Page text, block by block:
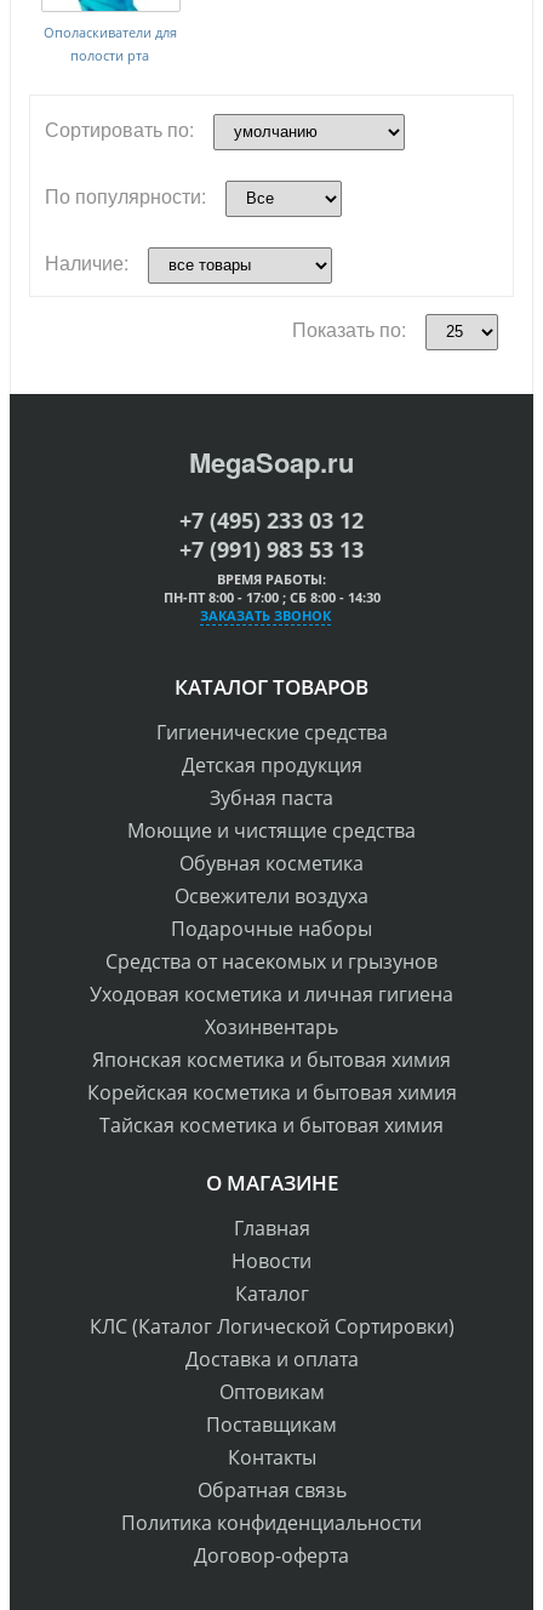
Ополаскиватели для
полости рта
Сортировать по:
По популярности:
Наличие:
Показать по:
MegaSoap.ru
+7 (495) 233 03 12
+7 (991) 983 53 13
ВРЕМЯ РАБОТЫ:
ПН-ПТ 8:00 - 17:00 ; СБ 8:00 - 14:30
ЗАКАЗАТЬ ЗВОНОК
КАТАЛОГ ТОВАРОВ
Гигиенические средства
Детская продукция
Зубная паста
Моющие и чистящие средства
Обувная косметика
Освежители воздуха
Подарочные наборы
Средства от насекомых и грызунов
Уходовая косметика и личная гигиена
Хозинвентарь
Японская косметика и бытовая химия
Корейская косметика и бытовая химия
Тайская косметика и бытовая химия
О МАГАЗИНЕ
Главная
Новости
Каталог
КЛС (Каталог Логической Сортировки)
Доставка и оплата
Оптовикам
Поставщикам
Контакты
Обратная связь
Политика конфиденциальности
Договор-оферта